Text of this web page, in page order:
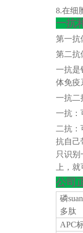
8.在细
一抗
第一抗
第二抗
一抗是
体免疫
一抗二
一抗：
二抗
抗自己
只识
上，
公司
磷
多肽
APC